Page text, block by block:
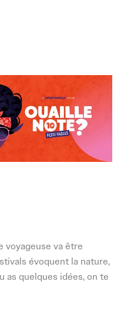
voyageuse va être
évoquent la nature,
as quelques idées, on te